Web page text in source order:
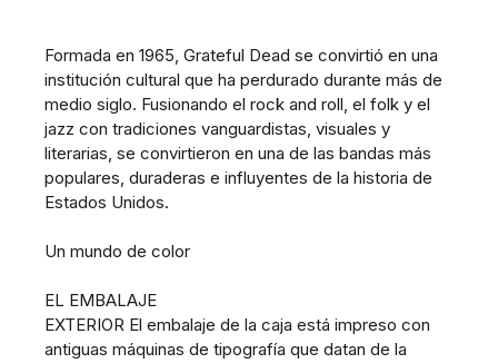
Formada en 1965, Grateful Dead se convirtió en una
institución cultural que ha perdurado durante más de
medio siglo. Fusionando el rock and roll, el folk y el
jazz con tradiciones vanguardistas, visuales y
literarias, se convirtieron en una de las bandas más
populares, duraderas e influyentes de la historia de
Estados Unidos.
Un mundo de color
EL EMBALAJE
EXTERIOR El embalaje de la caja está impreso con
antiguas máquinas de tipografía que datan de la